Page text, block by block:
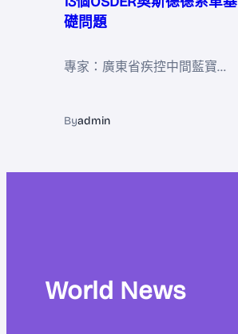
礎問題
專家：廣東省疾控中間藍寶…
Byadmin
World News